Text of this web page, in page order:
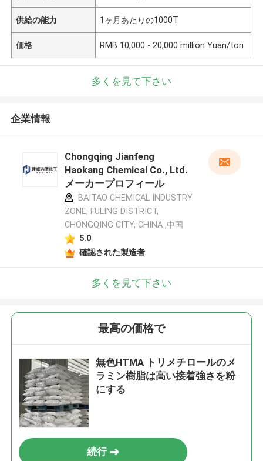
供給の能力 1ヶ月あたりの1000T
価格 RMB 10,000 - 20,000 million Yuan/ton
多くを見て下さい
企業情報
Chongqing Jianfeng
Haokang Chemical Co., Ltd.
メーカープロフィール
BAITAO CHEMICAL INDUSTRY
ZONE, FULING DISTRICT,
CHONGQING CITY, CHINA ,中国
5.0
確認された製造者
多くを見て下さい
最高の価格で
無色HTMA トリメチロールのメ
ラミン樹脂は高い接着強さを粉
にする
続行